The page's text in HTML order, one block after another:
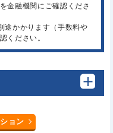
金融機関にご確認くださ
途かかります（手数料や
ください。
ョン